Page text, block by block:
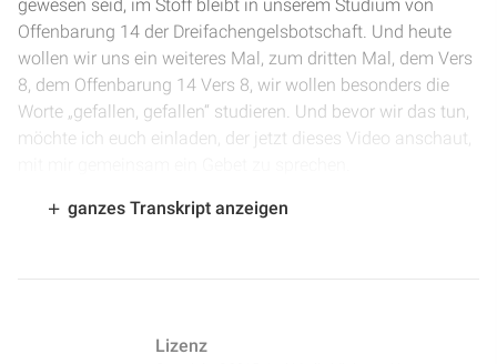
gewesen seid, im Stoff bleibt in unserem Studium von
Offenbarung 14 der Dreifachengelsbotschaft. Und heute
wollen wir uns ein weiteres Mal, zum dritten Mal, dem Vers
8, dem Offenbarung 14 Vers 8, wir wollen besonders die
Worte „gefallen, gefallen“ studieren. Und bevor wir das tun,
möchte ich euch einladen, der jetzt dieses Video anschaut,
0:41 ] Lieber Vater im Himmel, wir möchten dir von Herzen
sie gemeint hast. Bitte hilf uns, die richtigen Gedanken zu
ganzes Transkript anzeigen
Lizenz